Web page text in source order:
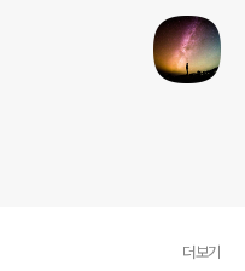
더보기